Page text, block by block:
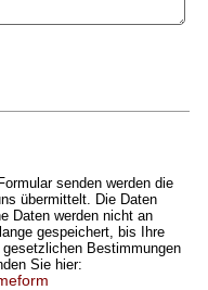
senden werden die
übermittelt. Die Daten
Daten werden nicht an
gespeichert, bis Ihre
Bestimmungen
Sie hier: